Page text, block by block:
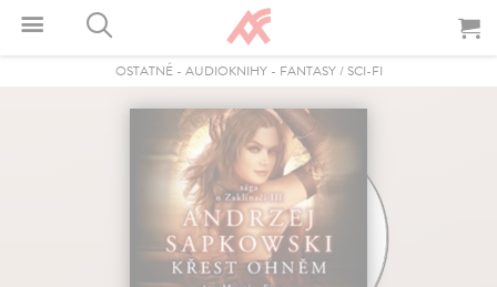
OSTATNÉ- AUDIOKNIHY- FANTASY / SCI-FI